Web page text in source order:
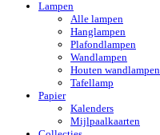
Lampen
Alle lampen
Hanglampen
Plafondlampen
Wandlampen
Houten wandlampen
Tafellamp
Papier
Kalenders
Mijlpaalkaarten